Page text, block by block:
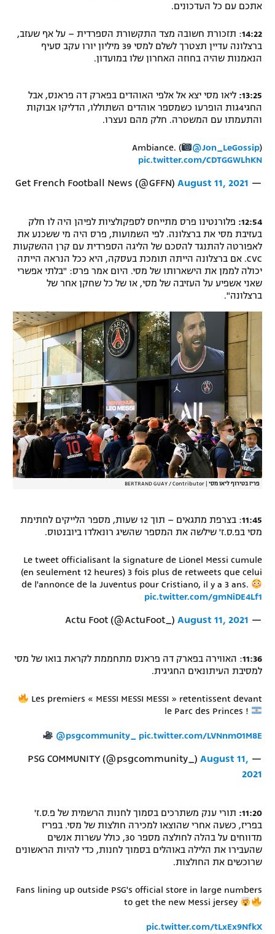
מדיניות פרטיות
תקנון פעילות ספורט 1
רשיון להקרנה פומבית לבית עסק
הצטרפות לחבילת הערוצים
לוח דרושים – ג'ובנט
המגזין
ספורט אתגרי ואקסטרים
אומנויות לחימה
גיימינג E-Sports
אתכם עם כל העדכונים.
14:22: תזכורת חשובה מצד התקשורת הספרדית – על אף שעזב,
ברצלונה עדיין תצטרך לשלם למסי 39 מיליון יורו עקב סעיף
הנאמנות שהיה בחוזה האחרון שלו במועדון.
13:25: ליאו מסי יצא אל אלפי האוהדים בפארק דה פראנס, אבל
החגי4גות הופרעו כשמספר אוהדים השתוללו, הדליקו אבוקות
והתעמתו עם המשטרה. חלק מהם נעצרו.
Ambiance. ( @Jon_LeGossip)
pic.twitter.com/CDTGGWLhKN
— Get French Football News (@GFFN)
August 11, 2021
12:54:
פלורנטינו פרס מתייחס לספקולציות לפיהן היה לו חלק
בעזיבת מסי את ברצלונה. לפי השמועות, פרס היה מי ששכנע את
לאפורטה להתנגד להסכם של הליגה הספרדית עם קרן ההשקעות
CVC. אם ברצלונה הייתה תומכת בעסקה, היא ככל הנראה הייתה
יכולה לממן את הישארותו של מסי. היום אמר פרס: "בלתי אפשרי
שאני אשפיע על העזיבה של מסי, או של כל שחקן אחר של
ברצלונה".
פריז בטירוף ליאו מסי BERTRAND GUAY / Contributor
11:45
: בצרפת מתגאים – תוך 12 שעות, מספר הלייקים לחתימת
מסי בפ.ס.ז' שילשה את המספר שהשיג רונאלדו ביובנטוס.
Le tweet officialisant la signature de Lionel Messi cumule
(en seulement 12 heures) 3 fois plus de retweets que celui
de l'annonce de la Juventus pour Cristiano, il y a 3 ans.
pic.twitter.com/gmNiDE4Lf1
— Actu Foot (@ActuFoot_)
August 11, 2021
11:36: האווירה בפארק דה פראנס מתחממת לקראת בואו של מסי
למסיבת העיתונאים החגיגית.
Les premiers « MESSI MESSI MESSI » retentissent devant
le Parc des Princes !
@psgcommunity_ pic.twitter.com/LVNnmO1M8E
— PSG COMMUNITY (@psgcommunity_)
August 11,
2021
11:20:
תורי ענק משתרכים בסמוך לחנות הרשמית של פ.ס.ז'
בפריז, כשעה אחרי שהוצאו למכירה חולצות של מסי. בפריז
מדווחים על בהלה לחולצה מספר 30, כולל עשרות אנשים
שהעבירו את הלילה באוהלים בסמוך לחנות, כדי להיות הראשונים
שרוכשים את החולצות.
Fans lining up outside PSG's official store in large numbers
to get the new Messi jersey
pic.twitter.com/tLxEx9NfkX